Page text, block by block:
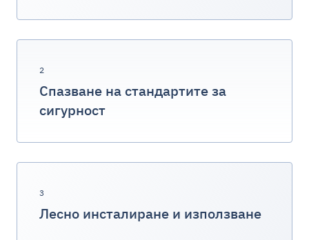
2
Спазване на стандартите за
сигурност
3
Лесно инсталиране и използване